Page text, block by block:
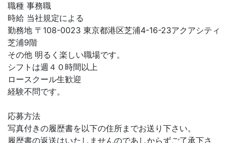
職種 事務職
時給 当社規定による
勤務地 〒108-0023 東京都港区芝浦4-16-23アクアシティ
芝浦9階
その他 明るく楽しい職場です。
シフトは週４０時間以上
ロースクール生歓迎
経験不問です。
応募方法
写真付きの履歴書を以下の住所までお送り下さい。
履歴書の返送はいたしませんのであしからずご了承下さ